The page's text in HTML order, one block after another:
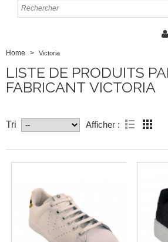
Home > Victoria
LISTE DE PRODUITS
FABRICANT VICTORIA
Tri Afficher :